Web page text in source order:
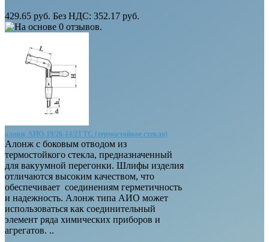
429.65 руб. Без НДС: 352.17 руб.
алонж АИО-19/26-14/23 ТС (термостойкое стекло)
Алонж с боковым отводом из
термостойкого стекла, предназначенный
для вакуумной перегонки. Шлифы изделия
отличаются высоким качеством, что
обеспечивает соединениям герметичность
и надежность. Алонж типа АИО может
использоваться как соединительный
элемент ряда химических приборов и
агрегатов. ..